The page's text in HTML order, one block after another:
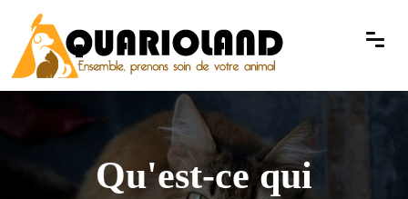
Qu'est-ce qui